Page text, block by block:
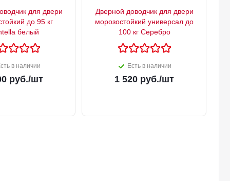
для двери
до 95 кг
белый
в наличии
руб./шт
Дверной доводчик для двери
морозостойкий универсал до
100 кг Серебро
Есть в наличии
1 520 руб./шт